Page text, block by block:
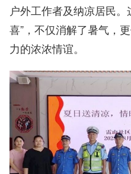
户外工作者及纳凉居民
喜”，不仅消解了暑气，
力的浓浓情谊。